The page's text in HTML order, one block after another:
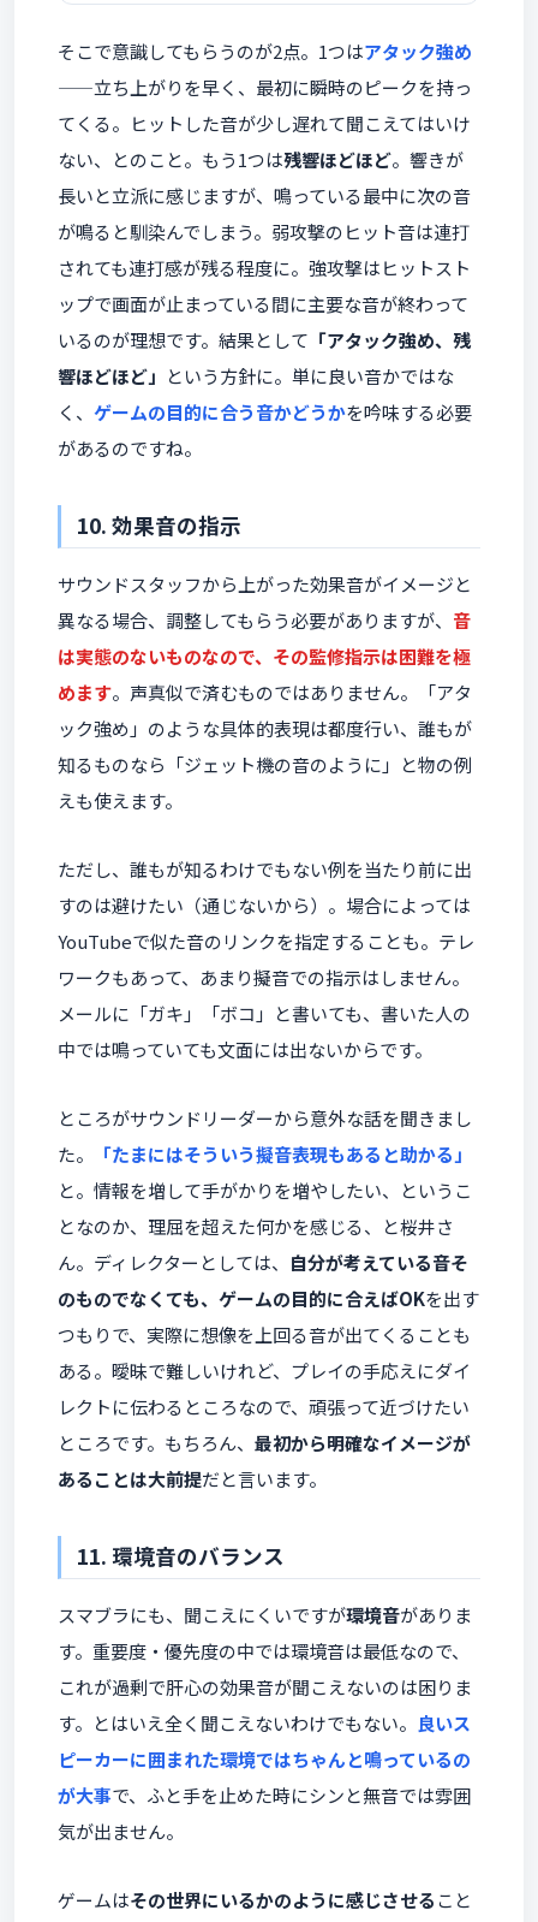
そこで意識してもらうのが2点。1つはアタック強め
——立ち上がりを早く、最初に瞬時のピークを持っ
てくる。ヒットした音が少し遅れて聞こえてはいけ
ない、とのこと。もう1つは残響ほどほど。響きが
長いと立派に感じますが、鳴っている最中に次の音
が鳴ると馴染んでしまう。弱攻撃のヒット音は連打
されても連打感が残る程度に。強攻撃はヒットスト
ップで画面が止まっている間に主要な音が終わって
いるのが理想です。結果として 「アタック強め、残
響ほどほど」 という方針に。単に良い音かではな
く、 ゲームの目的に合う音かどうかを吟味する必要
があるのですね。
10. 効果音の指示
サウンドスタッフから上がった効果音がイメージと
異なる場合、調整してもらう必要がありますが、 音
は実態のないものなので、その監修指示は困難を極
めます。声真似で済むものではありません。「アタ
ック強め」のような具体的表現は都度行い、誰もが
知るものなら「ジェット機の音のように」と物の例
えも使えます。
ただし、誰もが知るわけでもない例を当たり前に出
すのは避けたい（通じないから）。場合によっては
YouTubeで似た音のリンクを指定することも。テレ
ワークもあって、あまり擬音での指示はしません。
メールに「ガキ」「ボコ」と書いても、書いた人の
中では鳴っていても文面には出ないからです。
ところがサウンドリーダーから意外な話を聞きまし
た。
「たまにはそういう擬音表現もあると助かる」
と。情報を増して手がかりを増やしたい、というこ
となのか、理屈を超えた何かを感じる、と桜井さ
ん。ディレクターとしては、 自分が考えている音そ
のものでなくても、ゲームの目的に合えばOKを出す
つもりで、実際に想像を上回る音が出てくることも
ある。曖昧で難しいけれど、プレイの手応えにダイ
レクトに伝わるところなので、頑張って近づけたい
ところです。もちろん、 最初から明確なイメージが
あることは大前提だと言います。
11. 環境音のバランス
スマブラにも、聞こえにくいですが環境音がありま
す。重要度・優先度の中では環境音は最低なので、
これが過剰で肝心の効果音が聞こえないのは困りま
す。とはいえ全く聞こえないわけでもない。 良いス
ピーカーに囲まれた環境ではちゃんと鳴っているの
が大事で、ふと手を止めた時にシンと無音では雰囲
気が出ません。
ゲームはその世界にいるかのように感じさせること